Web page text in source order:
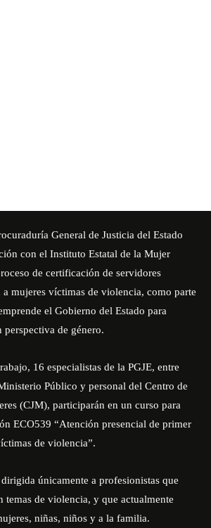
General de Justicia del Estado
con el Instituto Estatal de la Mujer
de certificación de servidores
mujeres víctimas de violencia, como parte
el Gobierno del Estado para
de género.
16 especialistas de la PGJE, entre
Público y personal del Centro de
(CJM), participarán en un curso para
ECO539 “Atención presencial de primer
de violencia”.
únicamente a profesionistas que
temas de violencia, y que actualmente
niñas, niños y a la familia.